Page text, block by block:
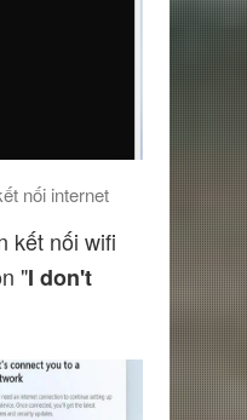
nối internet
kết nối wifi
"I don't